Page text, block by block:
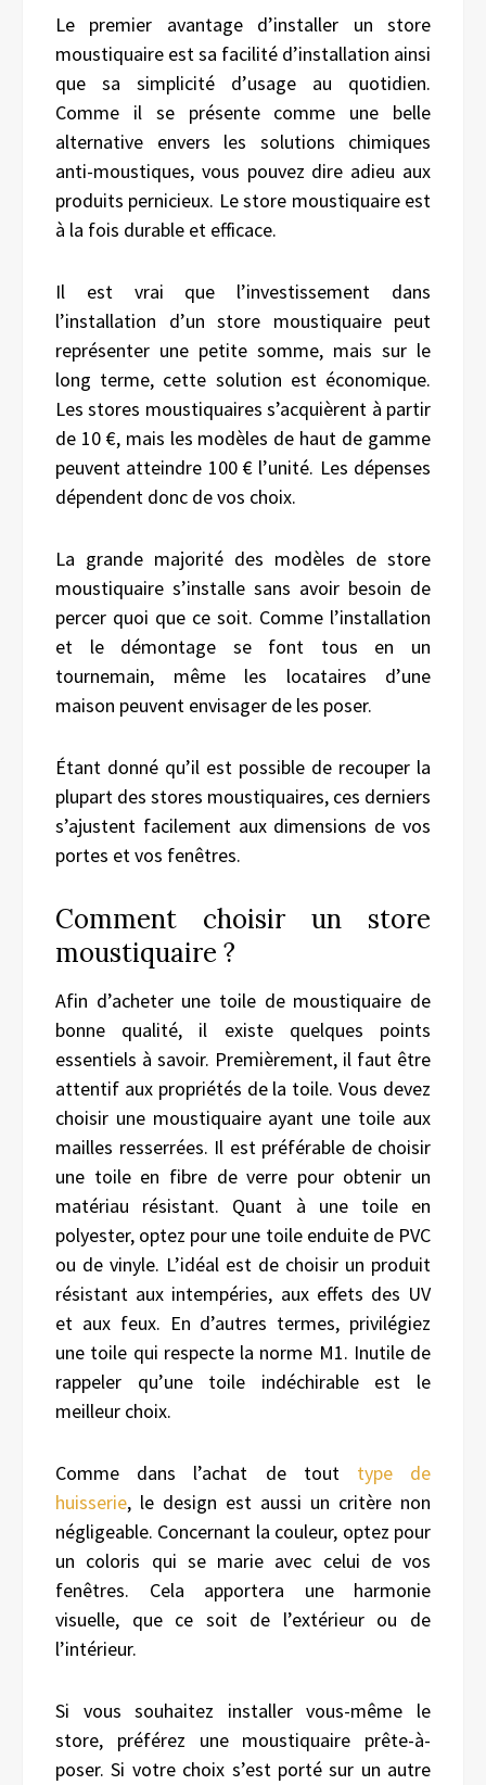
Le premier avantage d’installer un store
moustiquaire est sa facilité d’installation ainsi
que sa simplicité d’usage au quotidien.
Comme il se présente comme une belle
alternative envers les solutions chimiques
anti-moustiques, vous pouvez dire adieu aux
produits pernicieux. Le store moustiquaire est
à la fois durable et efficace.
Il est vrai que l’investissement dans
l’installation d’un store moustiquaire peut
représenter une petite somme, mais sur le
long terme, cette solution est économique.
Les stores moustiquaires s’acquièrent à partir
de 10 €, mais les modèles de haut de gamme
peuvent atteindre 100 € l’unité. Les dépenses
dépendent donc de vos choix.
La grande majorité des modèles de store
moustiquaire s’installe sans avoir besoin de
percer quoi que ce soit. Comme l’installation
et le démontage se font tous en un
tournemain, même les locataires d’une
maison peuvent envisager de les poser.
Étant donné qu’il est possible de recouper la
plupart des stores moustiquaires, ces derniers
s’ajustent facilement aux dimensions de vos
portes et vos fenêtres.
Comment choisir un store
moustiquaire ?
Afin d’acheter une toile de moustiquaire de
bonne qualité, il existe quelques points
essentiels à savoir. Premièrement, il faut être
attentif aux propriétés de la toile. Vous devez
choisir une moustiquaire ayant une toile aux
mailles resserrées. Il est préférable de choisir
une toile en fibre de verre pour obtenir un
matériau résistant. Quant à une toile en
polyester, optez pour une toile enduite de PVC
ou de vinyle. L’idéal est de choisir un produit
résistant aux intempéries, aux effets des UV
et aux feux. En d’autres termes, privilégiez
une toile qui respecte la norme M1. Inutile de
rappeler qu’une toile indéchirable est le
meilleur choix.
Comme dans l’achat de tout type de
huisserie, le design est aussi un critère non
négligeable. Concernant la couleur, optez pour
un coloris qui se marie avec celui de vos
fenêtres. Cela apportera une harmonie
visuelle, que ce soit de l’extérieur ou de
l’intérieur.
Si vous souhaitez installer vous-même le
store, préférez une moustiquaire prête-à-
poser. Si votre choix s’est porté sur un autre